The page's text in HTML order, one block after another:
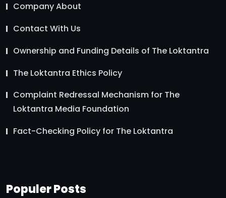
Company About
Contact With Us
Ownership and Funding Details of The Loktantra
The Loktantra Ethics Policy
Complaint Redressal Mechanism for The
Loktantra Media Foundation
Fact-Checking Policy for The Loktantra
Populer Posts